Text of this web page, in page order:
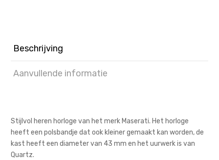
Beschrijving
Aanvullende informatie
Stijlvol heren horloge van het merk Maserati. Het horloge
heeft een polsbandje dat ook kleiner gemaakt kan worden, de
kast heeft een diameter van 43 mm en het uurwerk is van
Quartz.